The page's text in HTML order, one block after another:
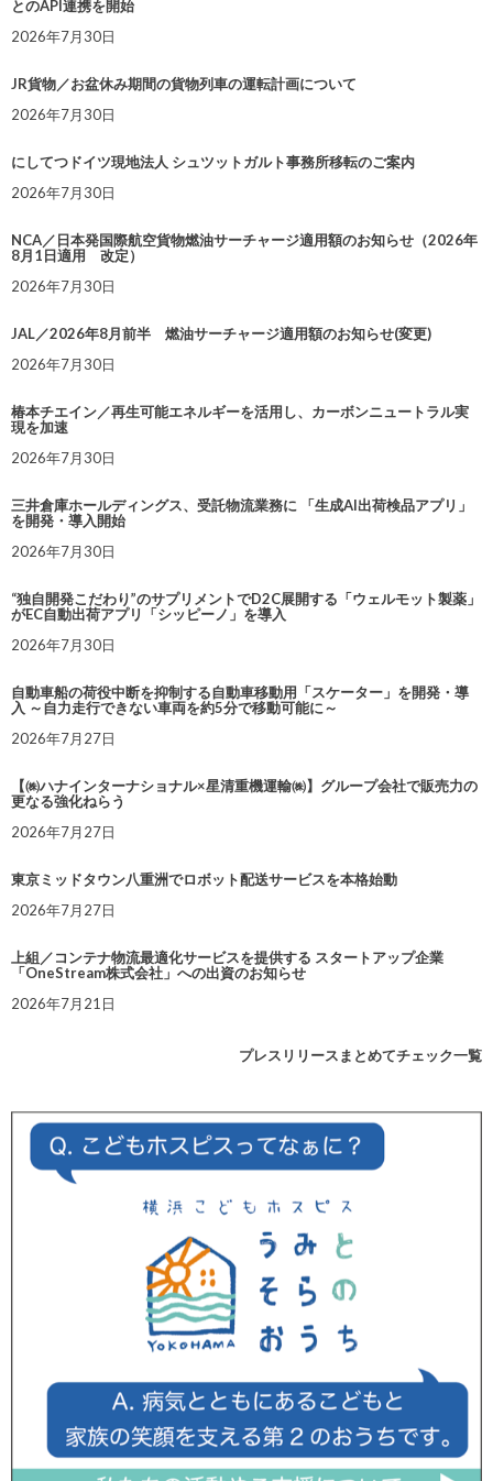
とのAPI連携を開始
2026年7月30日
JR貨物／お盆休み期間の貨物列車の運転計画について
2026年7月30日
にしてつドイツ現地法人 シュツットガルト事務所移転のご案内
2026年7月30日
NCA／日本発国際航空貨物燃油サーチャージ適用額のお知らせ（2026年
8月1日適用 改定）
2026年7月30日
JAL／2026年8月前半 燃油サーチャージ適用額のお知らせ(変更)
2026年7月30日
椿本チエイン／再生可能エネルギーを活用し、カーボンニュートラル実
現を加速
2026年7月30日
三井倉庫ホールディングス、受託物流業務に 「生成AI出荷検品アプリ」
を開発・導入開始
2026年7月30日
“独自開発こだわり”のサプリメントでD2C展開する「ウェルモット製薬」
がEC自動出荷アプリ「シッピーノ」を導入
2026年7月30日
自動車船の荷役中断を抑制する自動車移動用「スケーター」を開発・導
入 ～自力走行できない車両を約5分で移動可能に～
2026年7月27日
【㈱ハナインターナショナル×星清重機運輸㈱】グループ会社で販売力の
更なる強化ねらう
2026年7月27日
東京ミッドタウン八重洲でロボット配送サービスを本格始動
2026年7月27日
上組／コンテナ物流最適化サービスを提供する スタートアップ企業
「OneStream株式会社」への出資のお知らせ
2026年7月21日
プレスリリースまとめてチェック一覧